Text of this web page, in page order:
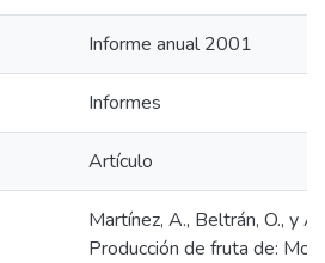
Informe anual 2001
Informes
Artículo
Martínez, A., Beltrán, O., y
Producción de fruta de: